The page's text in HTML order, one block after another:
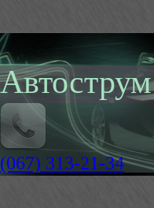
Автострум
(067) 313-21-34